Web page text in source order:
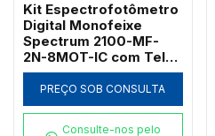
Kit Espectrofotômetro
Digital Monofeixe
Spectrum 2100-MF-
2N-8MOT-IC com Tela
de 7" Banda 2nm 21
CFR e Carrossel 8
Posições
PREÇO SOB CONSULTA
Consulte-nos pelo